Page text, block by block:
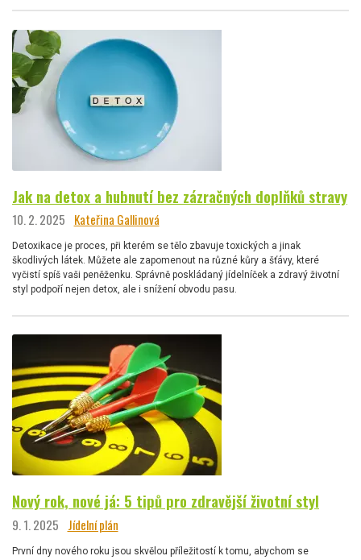
Jak na detox a hubnutí bez zázračných doplňků stravy
10. 2. 2025 Kateřina Gallinová
Detoxikace je proces, při kterém se tělo zbavuje toxických a jinak
škodlivých látek. Můžete ale zapomenout na různé kůry a šťávy, které
vyčistí spíš vaši peněženku. Správně poskládaný jídelníček a zdravý životní
styl podpoří nejen detox, ale i snížení obvodu pasu.
Nový rok, nové já: 5 tipů pro zdravější životní styl
9. 1. 2025 Jídelní plán
První dny nového roku jsou skvělou příležitostí k tomu, abychom se